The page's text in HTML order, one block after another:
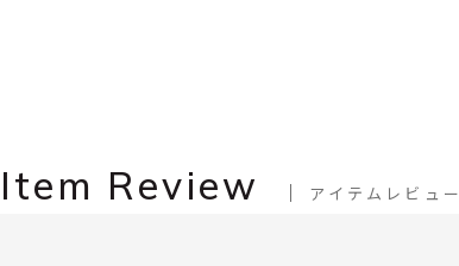
Item Review アイテムレビュー